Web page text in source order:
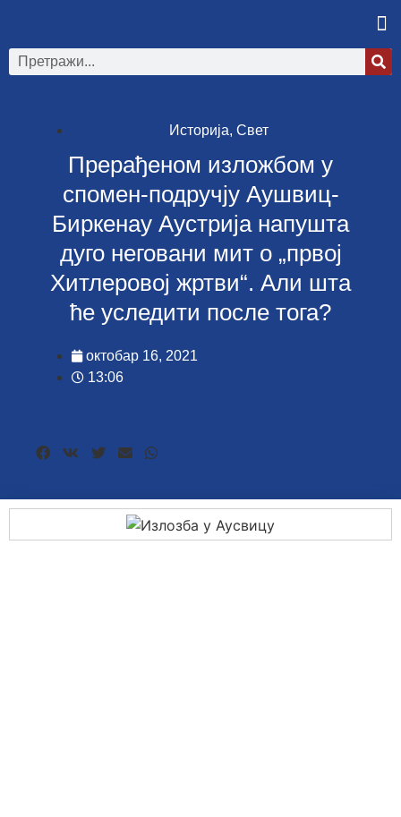
Историја, Свет
Прерађеном изложбом у
спомен-подручју Аушвиц-
Биркенау Аустрија напушта
дуго неговани мит о „првој
Хитлеровој жртви“. Али шта
ће уследити после тога?
октобар 16, 2021
13:06